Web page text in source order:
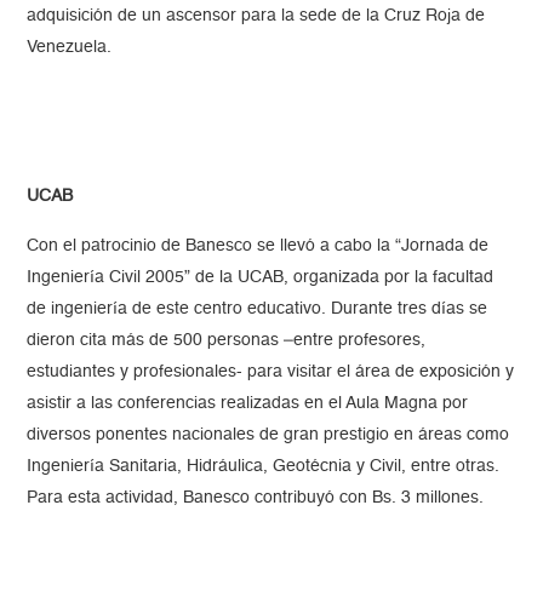
adquisición de un ascensor para la sede de la Cruz Roja de
Venezuela.
UCAB
Con el patrocinio de Banesco se llevó a cabo la “Jornada de
Ingeniería Civil 2005” de la UCAB, organizada por la facultad
de ingeniería de este centro educativo. Durante tres días se
dieron cita más de 500 personas –entre profesores,
estudiantes y profesionales- para visitar el área de exposición y
asistir a las conferencias realizadas en el Aula Magna por
diversos ponentes nacionales de gran prestigio en áreas como
Ingeniería Sanitaria, Hidráulica, Geotécnia y Civil, entre otras.
Para esta actividad, Banesco contribuyó con Bs. 3 millones.